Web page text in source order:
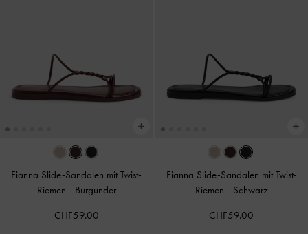
Fianna Slide-Sandalen mit Twist-
Riemen - Burgunder
CHF59.00
Fianna Slide-Sandalen mit Twist-
Riemen - Schwarz
CHF59.00